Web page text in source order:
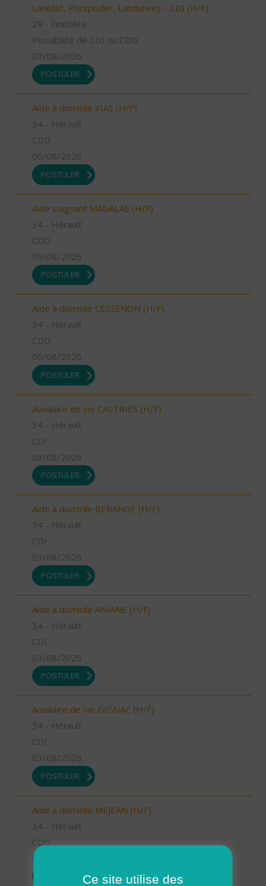
Lanildut, Porspoder, Landunvez - CDI (H/F)
29 - Finistère
Possibilité de CDI ou CDD
07/08/2026
POSTULER
Aide à domicile VIAS (H/F)
34 - Hérault
CDD
05/08/2026
POSTULER
Aide soignant MAGALAS (H/F)
34 - Hérault
CDD
05/08/2026
POSTULER
Aide à domicile CESSENON (H/F)
34 - Hérault
CDD
05/08/2026
POSTULER
Auxiliaire de vie CASTRIES (H/F)
34 - Hérault
CDI
03/08/2026
POSTULER
Aide à domicile BERANGE (H/F)
34 - Hérault
CDI
03/08/2026
POSTULER
Aide à domicile ANIANE (H/F)
34 - Hérault
CDI
03/08/2026
POSTULER
Auxiliaire de vie GIGNAC (H/F)
34 - Hérault
CDI
03/08/2026
POSTULER
Aide à domicile MEJEAN (H/F)
34 - Hérault
CDD
03/08/2026
Ce site utilise des